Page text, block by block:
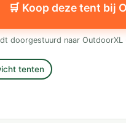
🛒 Koop deze tent bij
doorgestuurd naar
tenten